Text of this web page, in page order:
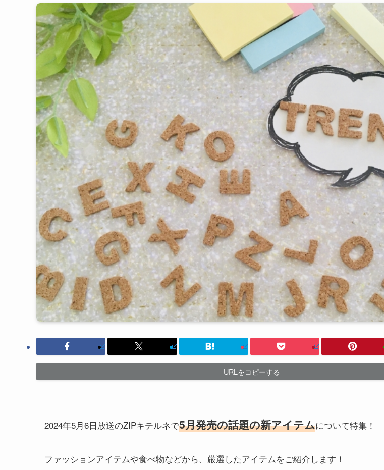
URLをコピーする
2024年5月6日放送のZIPキテルネで5月発売の話題の新アイテムについて特集！
ファッションアイテムや食べ物などから、厳選したアイテムをご紹介します！